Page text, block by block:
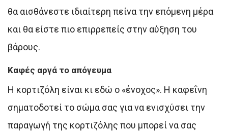
θα αισθάνεστε ιδιαίτερη πείνα την επόμενη μέρα
και θα είστε πιο επιρρεπείς στην αύξηση του
βάρους.
Καφές αργά το απόγευμα
Η κορτιζόλη είναι κι εδώ ο «ένοχος». Η καφεΐνη
σηματοδοτεί το σώμα σας για να ενισχύσει την
παραγωγή της κορτιζόλης που μπορεί να σας